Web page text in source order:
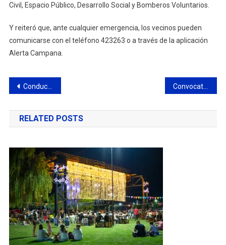
Civil, Espacio Público, Desarrollo Social y Bomberos Voluntarios.
Y reiteró que, ante cualquier emergencia, los vecinos pueden
comunicarse con el teléfono 423263 o a través de la aplicación
Alerta Campana.
Navegación
de
entradas
Conducía alcoholizado, intento huir y fue capturado a la altura del puente de ruta 6
RELATED POSTS